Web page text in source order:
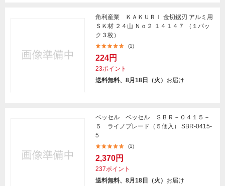
角利産業 ＫＡＫＵＲＩ 金切鋸刃 アルミ用
ＳＫ材 ２４山 Ｎｏ２ １４１４７ （１パッ
ク３枚）
(1)
224円
23ポイント
送料無料、8月18日（火） お届け
ベッセル ベッセル ＳＢＲ－０４１５－
５ ライノブレード（５個入） SBR-0415-
5
(1)
2,370円
237ポイント
送料無料、8月18日（火） お届け